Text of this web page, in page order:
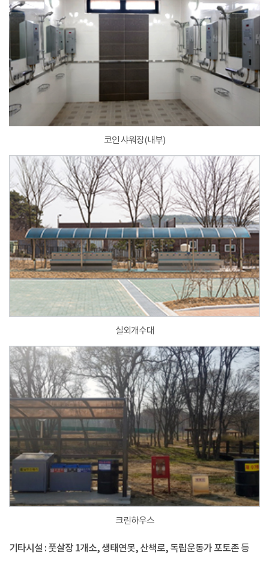
코인 샤워장(내부)
실외개수대
크린하우스
기타시설 : 풋살장 1개소, 생태연못, 산책로, 독립운동가 포토존 등